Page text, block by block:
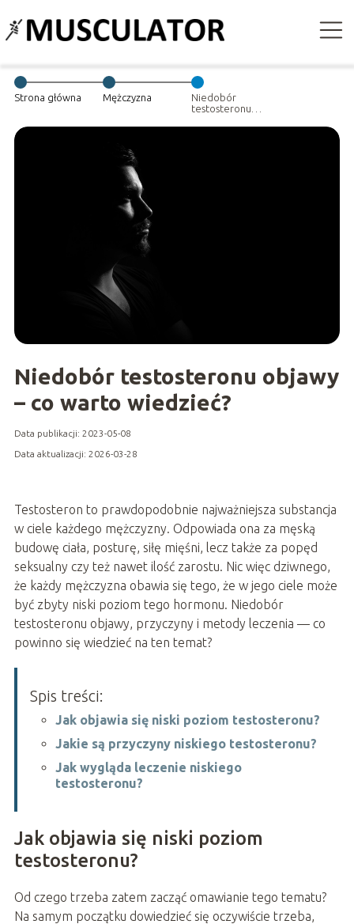
Strona główna Mężczyzna
Niedobór
testosteronu
Niedobór testosteronu objawy
– co warto wiedzieć?
Data publikacji: 2023-05-08
Data aktualizacji: 2026-03-28
Testosteron to prawdopodobnie najważniejsza substancja
w ciele każdego mężczyzny. Odpowiada ona za męską
budowę ciała, posturę, siłę mięśni, lecz także za popęd
seksualny czy też nawet ilość zarostu. Nic więc dziwnego,
że każdy mężczyzna obawia się tego, że w jego ciele może
być zbyty niski poziom tego hormonu. Niedobór
testosteronu objawy, przyczyny i metody leczenia — co
powinno się wiedzieć na ten temat?
Spis treści:
Jak objawia się niski poziom testosteronu?
Jakie są przyczyny niskiego testosteronu?
Jak wygląda leczenie niskiego
testosteronu?
Jak objawia się niski poziom
testosteronu?
Od czego trzeba zatem zacząć omawianie tego tematu?
Na samym początku dowiedzieć się oczywiście trzeba,